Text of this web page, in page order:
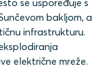
se uspoređuje s
bakljom, a
infrastrukturu.
električne mreže.